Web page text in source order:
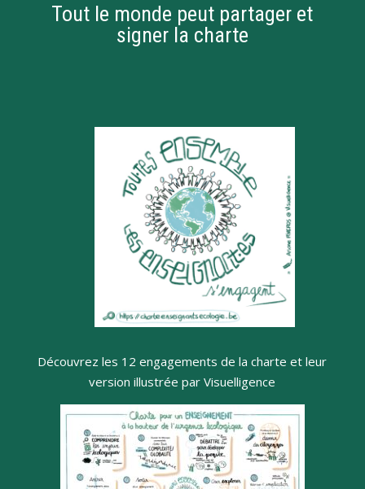
Tout le monde peut partager et
signer la charte
Découvrez les 12 engagements de la charte et leur
version illustrée par Visuelligence